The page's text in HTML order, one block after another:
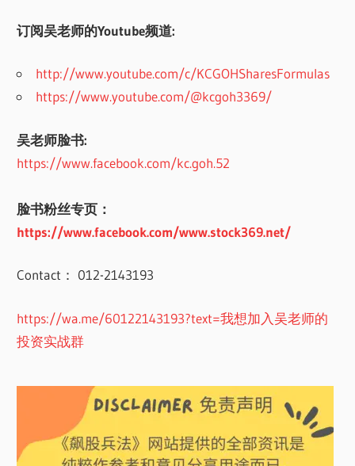
订阅吴老师的Youtube频道:
http://www.youtube.com/c/KCGOHSharesFormulas
https://www.youtube.com/@kcgoh3369/
吴老师脸书:
https://www.facebook.com/kc.goh.52
脸书粉丝专页：
https://www.facebook.com/www.stock369.net/
Contact： 012-2143193
https://wa.me/60122143193?text=我想加入吴老师的
投资实战群